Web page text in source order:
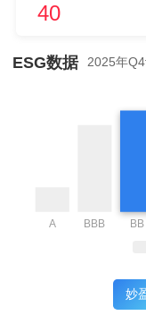
40
ESG数据 2025年Q4
妙